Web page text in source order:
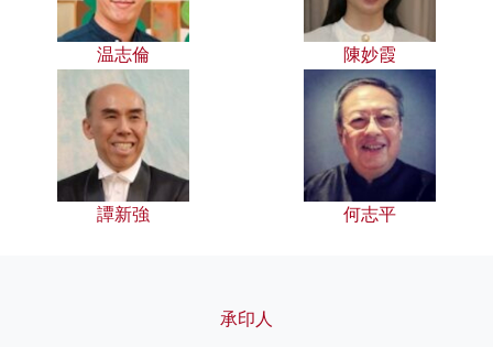
温志倫 陳妙霞
譚新強 何志平
承印人